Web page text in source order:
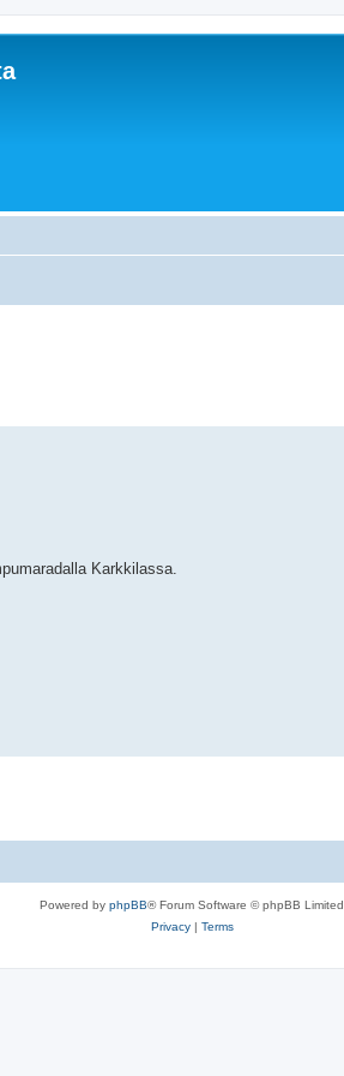
Karkkilassa.
Powered by phpBB® Forum Software © phpBB Limited
Privacy| Terms